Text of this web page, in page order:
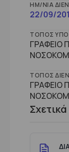
ΗΜ/ΝΊΑ
22/09/
ΤΌΠΟΣ
ΓΡΑΦΕΙΟ
ΤΌΠΟΣ
ΓΡΑΦΕΙΟ